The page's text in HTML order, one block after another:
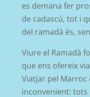
es demana fer
de cadascú, tot i
del ramadà és,
Viure el Ramadà
que ens ofereix
Viatjar pel Marroc
inconvenient: tots